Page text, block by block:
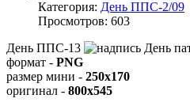
Категория: День ППС-2/09
Просмотров: 603
День ППС-13
формат - PNG
размер мини - 250x170
оригинал - 800x545